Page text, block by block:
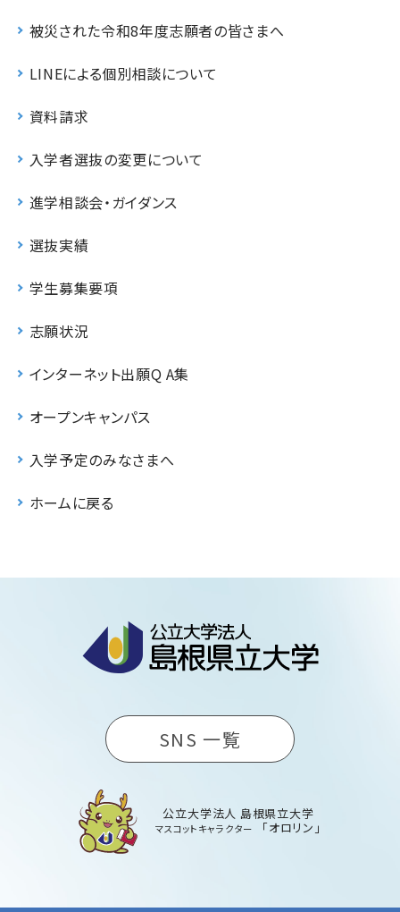
被災された令和8年度志願者の皆さまへ
LINEによる個別相談について
資料請求
入学者選抜の変更について
進学相談会・ガイダンス
選抜実績
学生募集要項
志願状況
インターネット出願Q A集
オープンキャンパス
入学予定のみなさまへ
ホームに戻る
SNS 一覧
公立大学法人 島根県立大学
マスコットキャラクター 「オロリン」